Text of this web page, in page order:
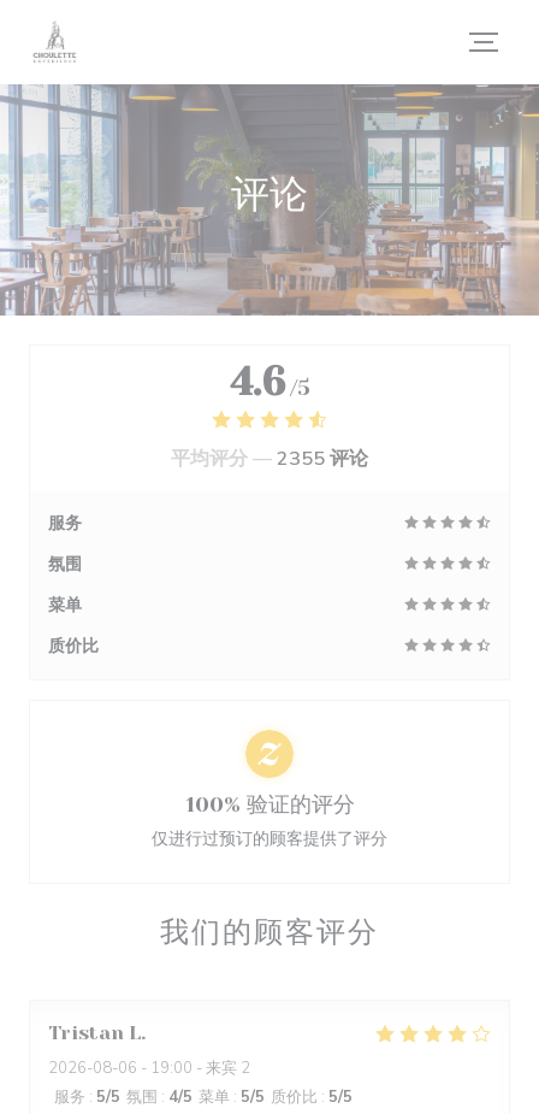
Cookie管理面板
评论
我们的顾客评分
Tristan L
2026-08-06 - 19:00 - 来宾 2
服务 : 5/5 氛围 : 4/5 菜单 : 5/5 质价比 : 5/5
4.6 /5
平均评分 —2355 评论
服务
氛围
菜单
质价比
100% 验证的评分
仅进行过预订的顾客提供了评分